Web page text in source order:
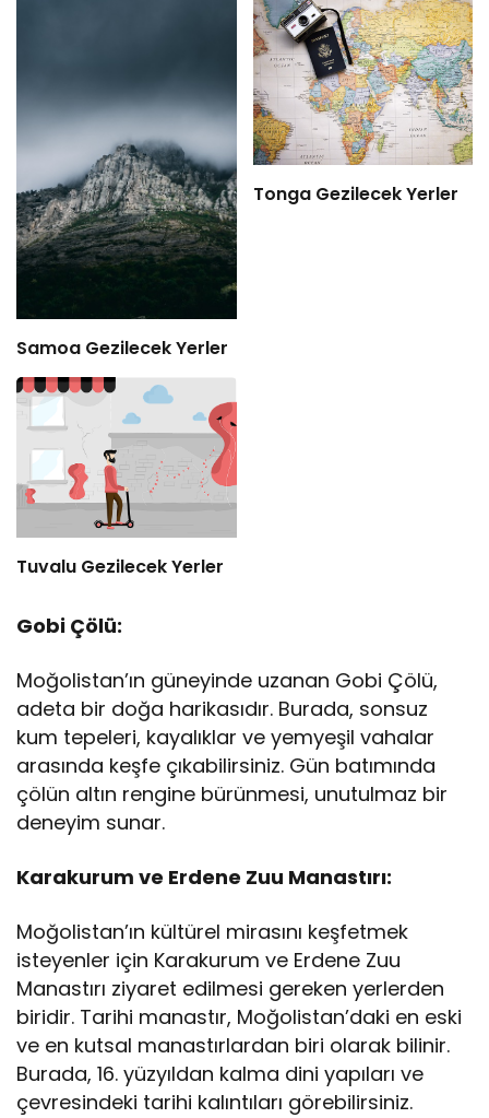
Samoa Gezilecek Yerler
Tonga Gezilecek Yerler
Tuvalu Gezilecek Yerler
Gobi Çölü:
Moğolistan’ın güneyinde uzanan Gobi Çölü,
adeta bir doğa harikasıdır. Burada, sonsuz
kum tepeleri, kayalıklar ve yemyeşil vahalar
arasında keşfe çıkabilirsiniz. Gün batımında
çölün altın rengine bürünmesi, unutulmaz bir
deneyim sunar.
Karakurum ve Erdene Zuu Manastırı:
Moğolistan’ın kültürel mirasını keşfetmek
isteyenler için Karakurum ve Erdene Zuu
Manastırı ziyaret edilmesi gereken yerlerden
biridir. Tarihi manastır, Moğolistan’daki en eski
ve en kutsal manastırlardan biri olarak bilinir.
Burada, 16. yüzyıldan kalma dini yapıları ve
çevresindeki tarihi kalıntıları görebilirsiniz.